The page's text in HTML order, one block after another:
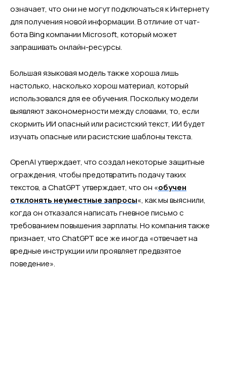
означает, что они не могут подключаться к Интернету
для получения новой информации. В отличие от чат-
бота Bing компании Microsoft, который может
запрашивать онлайн-ресурсы.
Большая языковая модель также хороша лишь
настолько, насколько хорош материал, который
использовался для ее обучения. Поскольку модели
выявляют закономерности между словами, то, если
скормить ИИ опасный или расистский текст, ИИ будет
изучать опасные или расистские шаблоны текста.
OpenAI утверждает, что создал некоторые защитные
ограждения, чтобы предотвратить подачу таких
текстов, а ChatGPT утверждает, что он «обучен
отклонять неуместные запросы«, как мы выяснили,
когда он отказался написать гневное письмо с
требованием повышения зарплаты. Но компания также
признает, что ChatGPT все же иногда «отвечает на
вредные инструкции или проявляет предвзятое
поведение».